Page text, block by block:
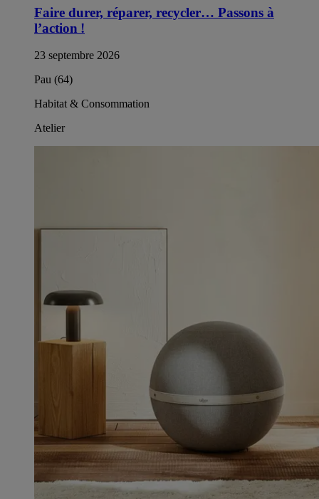
Faire durer, réparer, recycler… Passons à
l’action !
23 septembre 2026
Pau (64)
Habitat & Consommation
Atelier